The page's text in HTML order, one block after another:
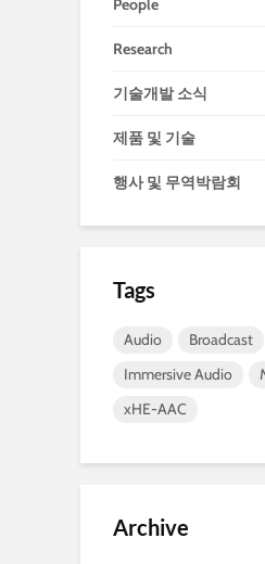
People
Research
기술개발 소식
제품 및 기술
행사 및 무역박람회
Tags
Audio
Broadcast
Immersive Audio
xHE-AAC
Archive